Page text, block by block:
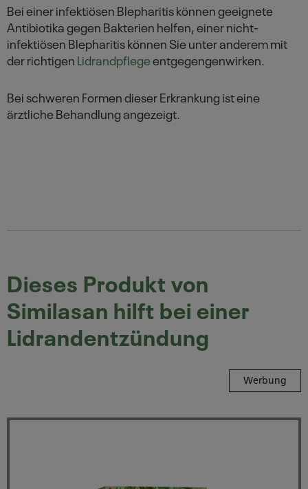
Bei einer infektiösen Blepharitis können geeignete
Antibiotika gegen Bakterien helfen, einer nicht-
infektiösen Blepharitis können Sie unter anderem mit
der richtigenLidrandpflegeentgegengenwirken.
Bei schweren Formen dieser Erkrankung ist eine
ärztliche Behandlung angezeigt.
Dieses Produkt von
Similasan hilft bei einer
Lidrandentzündung
Werbung